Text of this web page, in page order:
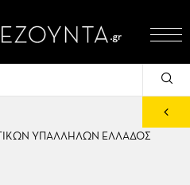
ΥΠΑΛΛΗΛΩΝ ΕΛΛΑΔΟΣ